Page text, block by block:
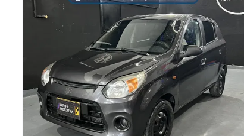
AÑADIR AL CARRITO / QUICK VIEW